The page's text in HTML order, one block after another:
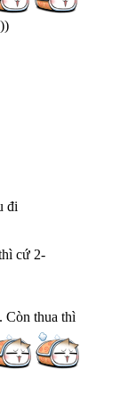
đi
cứ 2-
Còn thua thì